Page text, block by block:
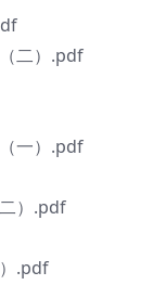
二）.pdf
一）.pdf
）.pdf
.pdf